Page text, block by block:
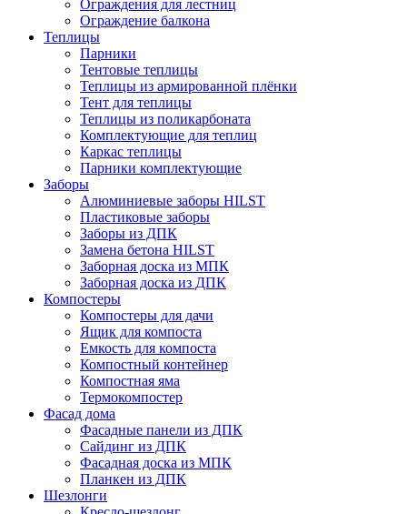
Ограждения для лестниц
Ограждение балкона
Теплицы
Парники
Тентовые теплицы
Теплицы из армированной плёнки
Тент для теплицы
Теплицы из поликарбоната
Комплектующие для теплиц
Каркас теплицы
Парники комплектующие
Заборы
Алюминиевые заборы HILST
Пластиковые заборы
Заборы из ДПК
Замена бетона HILST
Заборная доска из МПК
Заборная доска из ДПК
Компостеры
Компостеры для дачи
Ящик для компоста
Емкость для компоста
Компостный контейнер
Компостная яма
Термокомпостер
Фасад дома
Фасадные панели из ДПК
Сайдинг из ДПК
Фасадная доска из МПК
Планкен из ДПК
Шезлонги